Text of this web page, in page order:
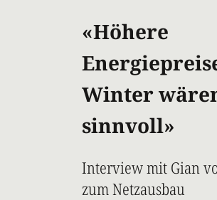
«Höhere
Winter
sinnvoll»
Interview mit Gian
zum Netzausbau